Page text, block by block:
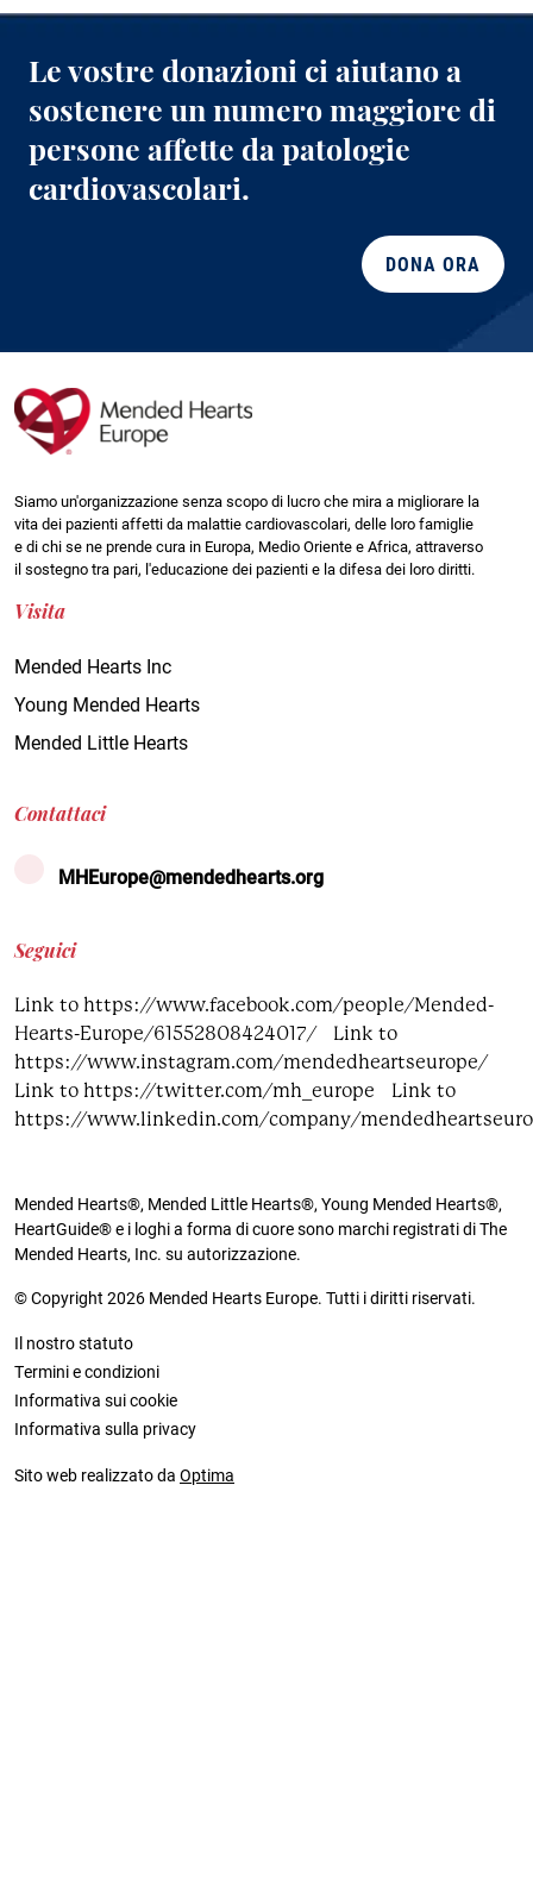
Le vostre donazioni ci aiutano a
sostenere un numero maggiore di
persone affette da patologie
cardiovascolari.
DONA ORA
Siamo un'organizzazione senza scopo di lucro che mira a migliorare la
vita dei pazienti affetti da malattie cardiovascolari, delle loro famiglie
e di chi se ne prende cura in Europa, Medio Oriente e Africa, attraverso
il sostegno tra pari, l'educazione dei pazienti e la difesa dei loro diritti.
Visita
Mended Hearts Inc
Young Mended Hearts
Mended Little Hearts
Contattaci
MHEurope@mendedhearts.org
Seguici
Link to https://www.facebook.com/people/Mended-
Hearts-Europe/61552808424017/
Link to
https://www.instagram.com/mendedheartseurope/
Link to https://twitter.com/mh_europe
Link to
https://www.linkedin.com/company/
Mended Hearts®, Mended Little Hearts®, Young Mended Hearts®,
HeartGuide® e i loghi a forma di cuore sono marchi registrati di The
Mended Hearts, Inc. su autorizzazione.
© Copyright 2026 Mended Hearts Europe. Tutti i diritti riservati.
Il nostro statuto
Termini e condizioni
Informativa sui cookie
Informativa sulla privacy
Sito web realizzato da Optima